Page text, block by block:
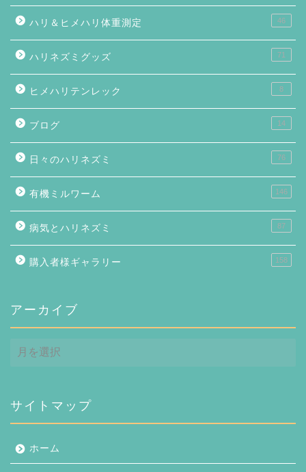
ハリ＆ヒメハリ体重測定 46
ハリネズミグッズ 71
ヒメハリテンレック 8
ブログ 14
日々のハリネズミ 76
有機ミルワーム 146
病気とハリネズミ 87
購入者様ギャラリー 158
アーカイブ
ー
ブ
サイトマップ
ホーム